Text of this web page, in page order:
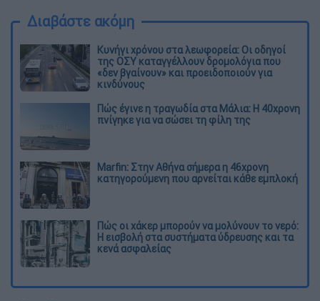
Διαβάστε ακόμη
Κυνήγι χρόνου στα λεωφορεία: Οι οδηγοί
της ΟΣΥ καταγγέλλουν δρομολόγια που
«δεν βγαίνουν» και προειδοποιούν για
κινδύνους
Πώς έγινε η τραγωδία στα Μάλια: Η 40χρονη
πνίγηκε για να σώσει τη φίλη της
Marfin: Στην Αθήνα σήμερα η 46χρονη
κατηγορούμενη που αρνείται κάθε εμπλοκή
Πώς οι χάκερ μπορούν να μολύνουν το νερό:
Η εισβολή στα συστήματα ύδρευσης και τα
κενά ασφαλείας